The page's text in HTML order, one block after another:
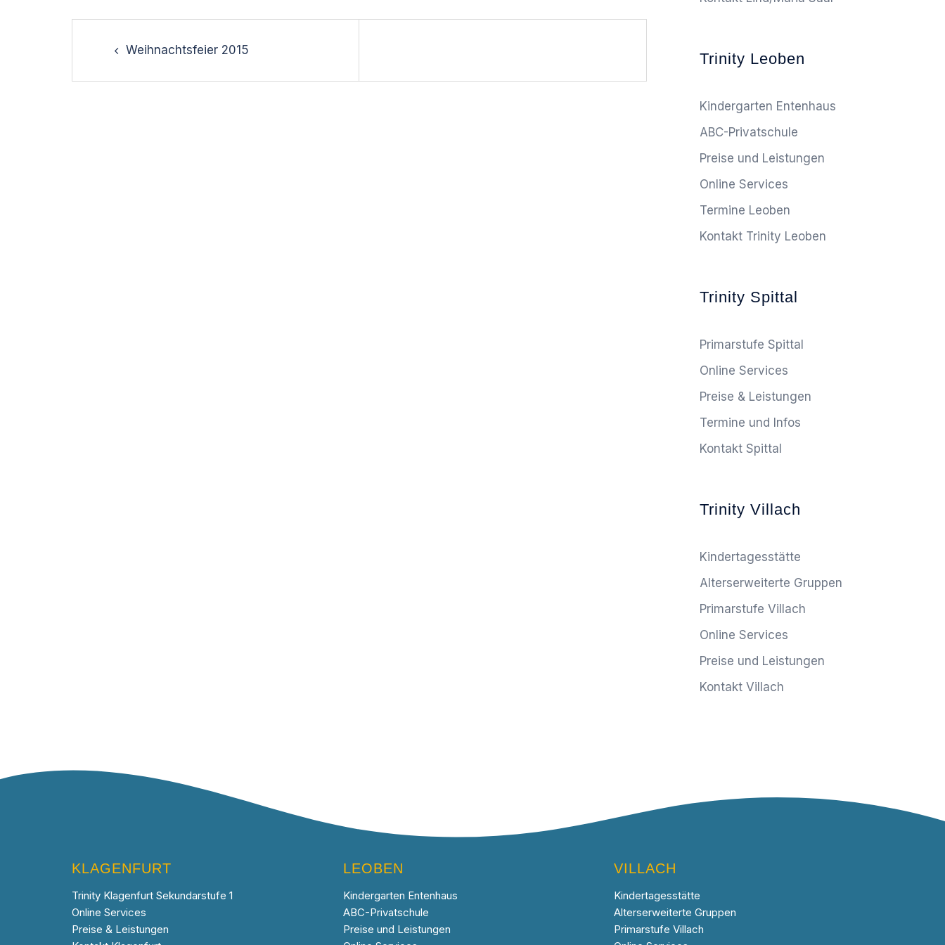
navigationWeihnachtsfeier 2015 Trinity Leoben
Kindergarten Entenhaus
ABC-Privatschule
Preise und Leistungen
Online Services
Termine Leoben
Kontakt Trinity Leoben
Trinity Spittal
Primarstufe Spittal
Online Services
Preise & Leistungen
Termine und Infos
Kontakt Spittal
Trinity Villach
Kindertagesstätte
Alterserweiterte Gruppen
Primarstufe Villach
Online Services
Preise und Leistungen
Kontakt Villach
KLAGENFURT
Trinity Klagenfurt Sekundarstufe 1
Online Services
Preise & Leistungen
LEOBEN
Kindergarten Entenhaus
ABC-Privatschule
Preise und Leistungen
VILLACH
Kindertagesstätte
Alterserweiterte Gruppen
Primarstufe Villach